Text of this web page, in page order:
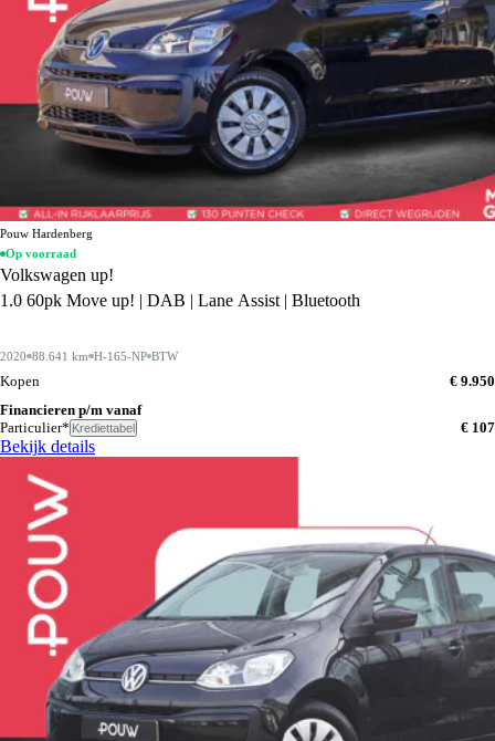
Pouw Hardenberg
Op voorraad
Volkswagen up!
1.0 60pk Move up! | DAB | Lane Assist | Bluetooth
2020 88.641 km H-165-NP BTW
Kopen
€ 9.950
Financieren p/m vanaf
Particulier* Krediettabel € 107
Bekijk details